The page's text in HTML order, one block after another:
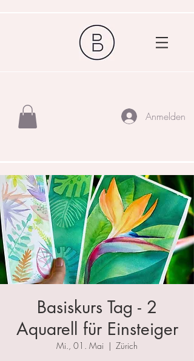
Anmelden
Basiskurs Tag - 2
Aquarell für Einsteiger
Mi., 01. Mai
  |
Zürich